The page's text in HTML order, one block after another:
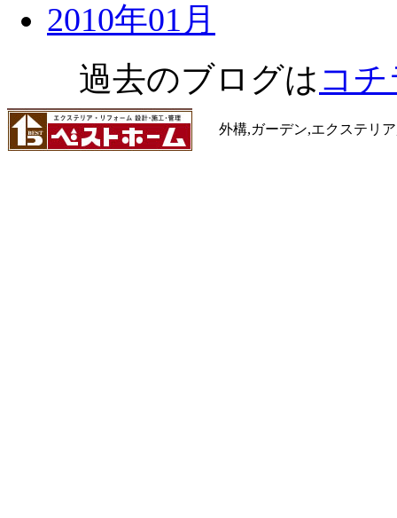
2010年01月
過去のブログは コチ
外構,ガーデン,エクステリ